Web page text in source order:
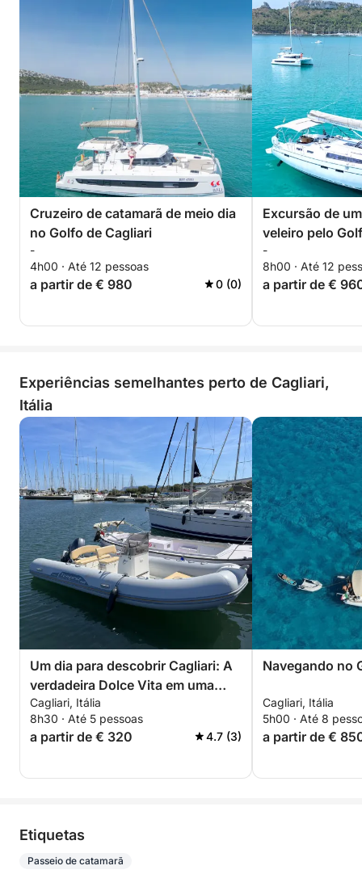
Cruzeiro de catamarã de meio dia
no Golfo de Cagliari
-
4h00 · Até 12 pessoas
a partir de € 980 0 (0)
Excursão de
veleiro pelo
-
8h00 · Até 12
a partir de €
Experiências semelhantes perto de Cagliari,
Itália
Um dia para descobrir Cagliari: A
verdadeira Dolce Vita em uma
lancha.
Cagliari, Itália
8h30 · Até 5 pessoas
a partir de € 320 4.7 (3)
Navegando no
Cagliari, Itália
5h00 · Até 8
a partir de €
Etiquetas
Passeio de catamarã